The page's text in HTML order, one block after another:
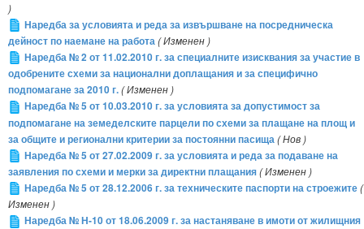
)
Наредба за условията и реда за извършване на посредническа
дейност по наемане на работа( Изменен )
Наредба № 2 от 11.02.2010 г. за специалните изисквания за участие в
одобрените схеми за национални доплащания и за специфично
подпомагане за 2010 г.( Изменен )
Наредба № 5 от 10.03.2010 г. за условията за допустимост за
подпомагане на земеделските парцели по схеми за плащане на площ и
за общите и регионални критерии за постоянни пасища( Нов )
Наредба № 5 от 27.02.2009 г. за условията и реда за подаване на
заявления по схеми и мерки за директни плащания( Изменен )
Наредба № 5 от 28.12.2006 г. за техническите паспорти на строежите(
Изменен )
Наредба № Н-10 от 18.06.2009 г. за настаняване в имоти от жилищния